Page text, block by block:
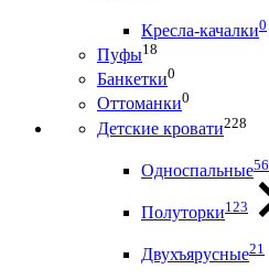
Кресла-качалки0
Пуфы18
Банкетки0
Оттоманки0
Детские кровати228
Односпальные56
Полуторки123
Двухъярусные21